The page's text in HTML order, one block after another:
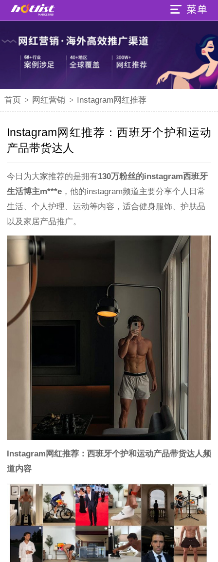
首页 > 网红营销 > Instagram网红推荐
Instagram网红推荐：西班牙个护和运动
产品带货达人
今日为大家推荐的是拥有130万粉丝的instagram西班牙
生活博主m***e ，他的instagram频道主要分享个人日常
生活、个人护理、运动等内容，适合健身服饰、护肤品
以及家居产品推广。
Instagram网红推荐：西班牙个护和运动产品带货达人频
道内容